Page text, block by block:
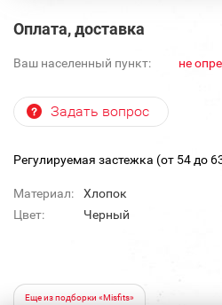
Оплата, доставка
Ваш населенный пункт: не
Задать вопрос
Регулируемая застежка (от 54 до
Материал:
Хлопок
Цвет:
Черный
Еще из подборки «Misfits»